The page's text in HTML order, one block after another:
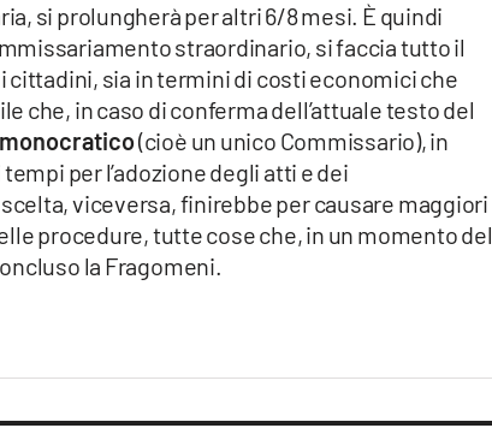
si prolungherà per altri 6/8 mesi. È quindi
straordinario, si faccia tutto il
sia in termini di costi economici che
che, in caso di conferma dell’attuale testo del
(cioè un unico Commissario), in
per l’adozione degli atti e dei
viceversa, finirebbe per causare maggiori
procedure, tutte cose che, in un momento del
la Fragomeni.